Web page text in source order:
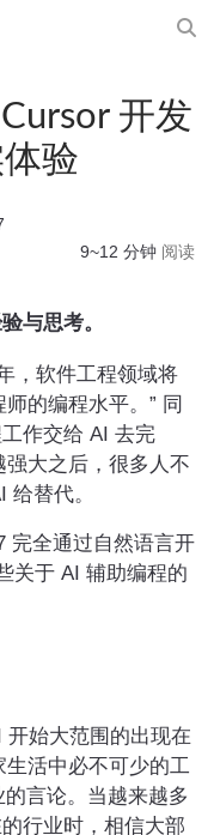
开发
验
9~12 分钟 阅读
与思考。
，软件工程领域将
的编程水平。” 同
作交给 AI 去完
大之后，很多人不
替代。
完全通过自然语言开
关于 AI 辅助编程的
开始大范围的出现在
活中必不可少的工
言论。当越来越多
行业时，相信大部